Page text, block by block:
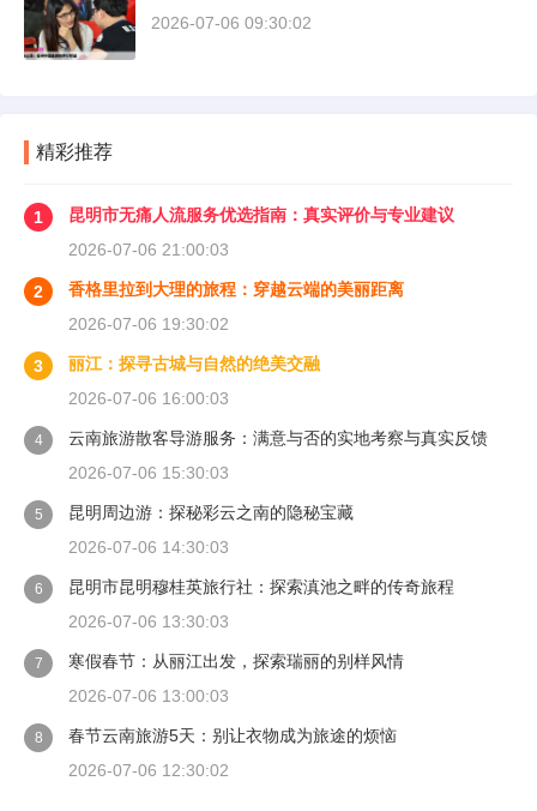
2026-07-06 09:30:02
精彩推荐
1
昆明市无痛人流服务优选指南：真实评价与专业建议
2026-07-06 21:00:03
2
香格里拉到大理的旅程：穿越云端的美丽距离
2026-07-06 19:30:02
3
丽江：探寻古城与自然的绝美交融
2026-07-06 16:00:03
4
云南旅游散客导游服务：满意与否的实地考察与真实反馈
2026-07-06 15:30:03
5
昆明周边游：探秘彩云之南的隐秘宝藏
2026-07-06 14:30:03
6
昆明市昆明穆桂英旅行社：探索滇池之畔的传奇旅程
2026-07-06 13:30:03
7
寒假春节：从丽江出发，探索瑞丽的别样风情
2026-07-06 13:00:03
8
春节云南旅游5天：别让衣物成为旅途的烦恼
2026-07-06 12:30:02